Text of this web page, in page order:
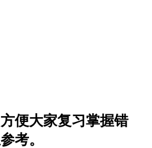
便大家复习掌握错
考。